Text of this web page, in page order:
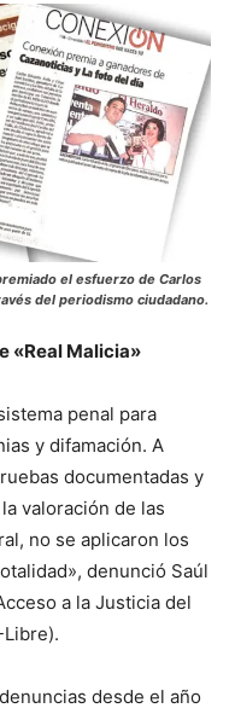
el esfuerzo de Carlos
del periodismo ciudadano.
«Real Malicia»
penal para
y difamación. A
documentadas y
valoración de las
no se aplicaron los
denunció Saúl
a la Justicia del
desde el año